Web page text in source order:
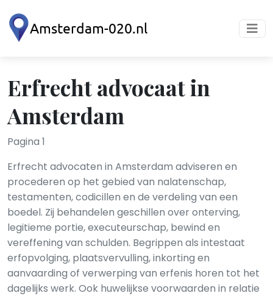
Erfrecht advocaat in
Amsterdam
Pagina 1
Erfrecht advocaten in Amsterdam adviseren en
procederen op het gebied van nalatenschap,
testamenten, codicillen en de verdeling van een
boedel. Zij behandelen geschillen over onterving,
legitieme portie, executeurschap, bewind en
vereffening van schulden. Begrippen als intestaat
erfopvolging, plaatsvervulling, inkorting en
aanvaarding of verwerping van erfenis horen tot het
dagelijks werk. Ook huwelijkse voorwaarden in relatie